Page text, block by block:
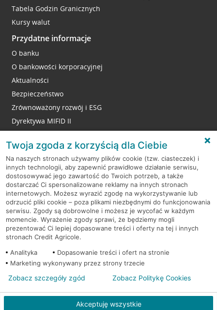
Tabela Godzin Granicznych
Kursy walut
Przydatne informacje
O banku
O bankowości korporacyjnej
Aktualności
Bezpieczeństwo
Zrównoważony rozwój i ESG
Dyrektywa MIFID II
RODO
Regulamin serwisu
Mapa serwisu
PolitykaCookies
© 2026 Credit Agricole Bank Polska S.A. Wszelkie prawa zastrzeżone
Twoja zgoda z korzyścią dla Ciebie
Na naszych stronach używamy plików cookie (tzw. ciasteczek) i
innych technologii, aby zapewnić prawidłowe działanie serwisu,
dostosowywać jego zawartość do Twoich potrzeb, a także
dostarczać Ci spersonalizowane reklamy na innych stronach
internetowych. Możesz wyrazić zgodę na wykorzystywanie lub
odrzucić pliki cookie – poza plikami niezbędnymi do funkcjonowania
serwisu. Zgody są dobrowolne i możesz je wycofać w każdym
momencie. Wyrażenie zgody sprawi, że będziemy mogli
prezentować Ci lepiej dopasowane treści i oferty na tej i innych
stronach Credit Agricole.
Analityka
Dopasowanie treści i ofert na stronie
Marketing wykonywany przez strony trzecie
Akceptuję wszystkie
Zobacz szczegóły zgód Zobacz Politykę Cookies